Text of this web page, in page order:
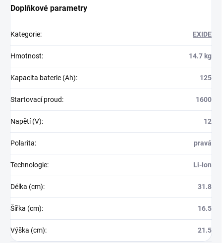
Doplňkové parametry
Kategorie: EXIDE
Hmotnost: 14.7 kg
Kapacita baterie (Ah): 125
Startovací proud: 1600
Napětí (V): 12
Polarita: pravá
Technologie: Li-Ion
Délka (cm): 31.8
Šířka (cm): 16.5
Výška (cm): 21.5